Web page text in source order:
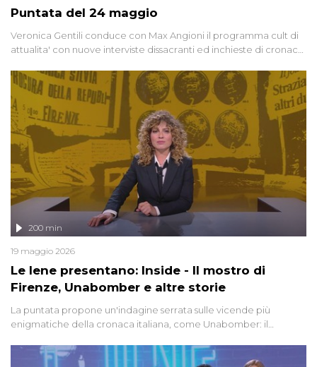
Puntata del 24 maggio
Veronica Gentili conduce con Max Angioni il programma cult di
attualita' con nuove interviste dissacranti ed inchieste di cronaca
Le Iene presentano: Inside - Il mostro di
Firenze, Unabomber e altre storie
200 min
19 maggio 2026
La puntata propone un'indagine serrata sulle vicende più
enigmatiche della cronaca italiana, come Unabomber: il
'90 e il 2000 che, inquietantemente, potrebbe essere ancora in